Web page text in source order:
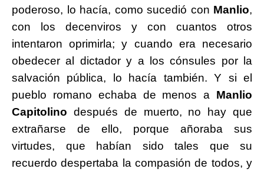
poderoso, lo hacía, como sucedió con Manlio,
con los decenviros y con cuantos otros
intentaron oprimirla; y cuando era necesario
obedecer al dictador y a los cónsules por la
salvación pública, lo hacía también. Y si el
pueblo romano echaba de menos a Manlio
Capitolino después de muerto, no hay que
extrañarse de ello, porque añoraba sus
virtudes, que habían sido tales que su
recuerdo despertaba la compasión de todos, y